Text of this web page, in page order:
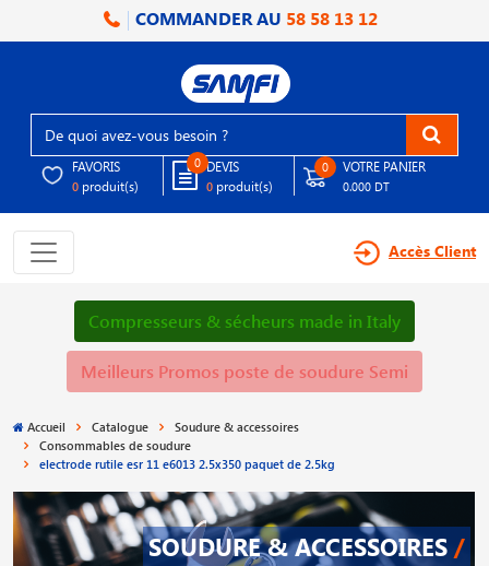
COMMANDER AU 58 58 13 12
FAVORIS
0 produit(s)
0 DEVIS
0 produit(s)
0 VOTRE PANIER
0.000 DT
Accès Client
Compresseurs & sécheurs made in Italy
Meilleurs Promos poste de soudure Semi
Accueil Catalogue
Soudure & accessoires
Consommables de soudure
electrode rutile esr 11 e6013 2.5x350 paquet de 2.5kg
SOUDURE & ACCESSOIRES /